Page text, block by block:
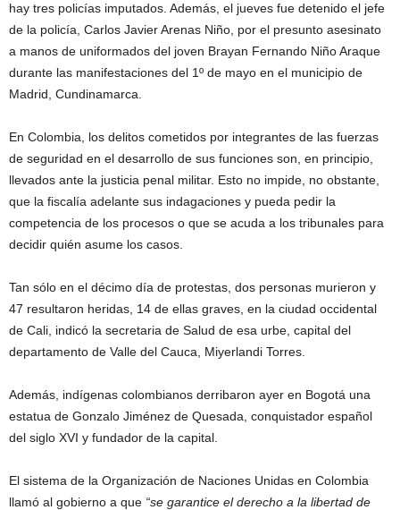
hay tres policías imputados. Además, el jueves fue detenido el jefe
de la policía, Carlos Javier Arenas Niño, por el presunto asesinato
a manos de uniformados del joven Brayan Fernando Niño Araque
durante las manifestaciones del 1º de mayo en el municipio de
Madrid, Cundinamarca.
En Colombia, los delitos cometidos por integrantes de las fuerzas
de seguridad en el desarrollo de sus funciones son, en principio,
llevados ante la justicia penal militar. Esto no impide, no obstante,
que la fiscalía adelante sus indagaciones y pueda pedir la
competencia de los procesos o que se acuda a los tribunales para
decidir quién asume los casos.
Tan sólo en el décimo día de protestas, dos personas murieron y
47 resultaron heridas, 14 de ellas graves, en la ciudad occidental
de Cali, indicó la secretaria de Salud de esa urbe, capital del
departamento de Valle del Cauca, Miyerlandi Torres.
Además, indígenas colombianos derribaron ayer en Bogotá una
estatua de Gonzalo Jiménez de Quesada, conquistador español
del siglo XVI y fundador de la capital.
El sistema de la Organización de Naciones Unidas en Colombia
llamó al gobierno a que se garantice el derecho a la libertad de